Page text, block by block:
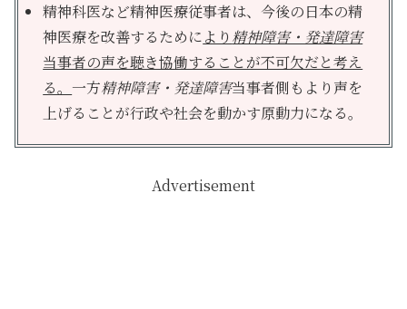
精神科医など精神医療従事者は、今後の日本の精
神医療を改善するためにより 精神障害・発達障害
当事者の声を聴き協働することが不可欠だと考え
る。 一方精神障害・発達障害当事者側もより声を
上げることが行政や社会を動かす原動力になる。
Advertisement